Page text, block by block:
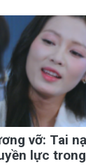
vỡ: Tai
lực